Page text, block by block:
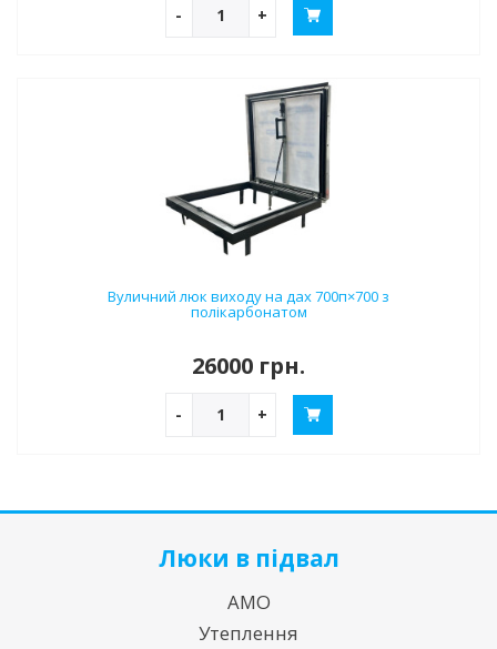
- +
Вуличний люк виходу на дах 700п×700 з
полікарбонатом
26000 грн.
- +
Люки в підвал
АМО
Утеплення